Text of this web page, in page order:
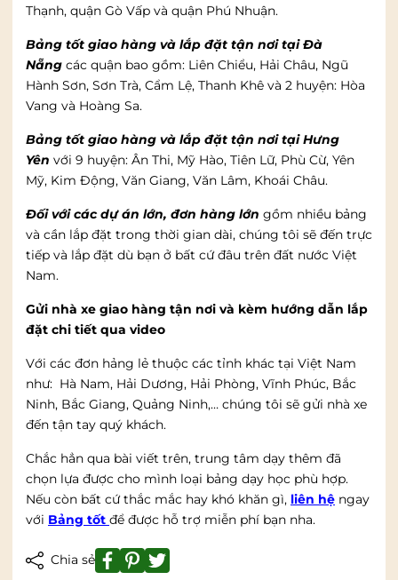
Thạnh, quận Gò Vấp và quận Phú Nhuận.
Bảng tốt giao hàng và lắp đặt tận nơi tại Đà
Nẵng các quận bao gồm: Liên Chiểu, Hải Châu, Ngũ
Hành Sơn, Sơn Trà, Cẩm Lệ, Thanh Khê và 2 huyện: Hòa
Vang và Hoàng Sa.
Bảng tốt giao hàng và lắp đặt tận nơi tại Hưng
Yên với 9 huyện: Ân Thi, Mỹ Hào, Tiên Lữ, Phù Cừ, Yên
Mỹ, Kim Động, Văn Giang, Văn Lâm, Khoái Châu.
Đối với các dự án lớn, đơn hàng lớn gồm nhiều bảng
và cần lắp đặt trong thời gian dài, chúng tôi sẽ đến trực
tiếp và lắp đặt dù bạn ở bất cứ đâu trên đất nước Việt
Nam.
Gửi nhà xe giao hàng tận nơi và kèm hướng dẫn lắp
đặt chi tiết qua video
Với các đơn hảng lẻ thuộc các tỉnh khác tại Việt Nam
như: Hà Nam, Hải Dương, Hải Phòng, Vĩnh Phúc, Bắc
Ninh, Bắc Giang, Quảng Ninh,… chúng tôi sẽ gửi nhà xe
đến tận tay quý khách.
Chắc hẳn qua bài viết trên, trung tâm dạy thêm đã
chọn lựa được cho mình loại bảng dạy học phù hợp.
Nếu còn bất cứ thắc mắc hay khó khăn gì, liên hệ ngay
với Bảng tốt để được hỗ trợ miễn phí bạn nha.
Chia sẻ